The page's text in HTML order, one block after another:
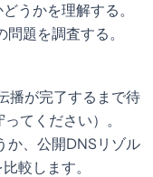
うかを理解する。
題を調査する。
播が完了するまで待
てください）。
か、公開DNSリゾル
較します。